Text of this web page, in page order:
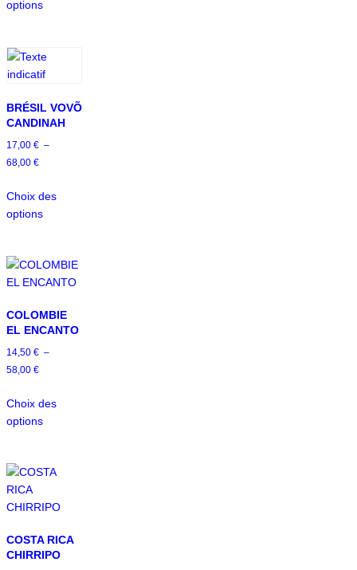
options
BRÉSIL VOVÕ
CANDINAH
17,00 € –
68,00 €
Choix des
options
COLOMBIE
EL ENCANTO
14,50 € –
58,00 €
Choix des
options
COSTA RICA
CHIRRIPO